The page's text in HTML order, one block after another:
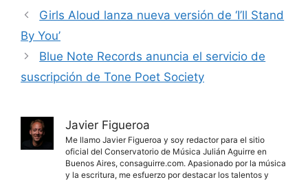
Girls Aloud lanza nueva versión de ‘I’ll Stand
By You’
Blue Note Records anuncia el servicio de
suscripción de Tone Poet Society
Javier Figueroa
Me llamo Javier Figueroa y soy redactor para el sitio
oficial del Conservatorio de Música Julián Aguirre en
Buenos Aires, consaguirre.com. Apasionado por la música
y la escritura, me esfuerzo por destacar los talentos y